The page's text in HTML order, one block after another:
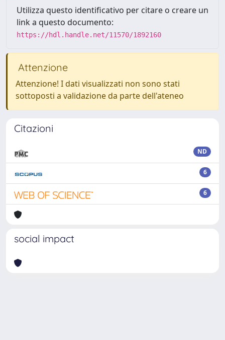
Utilizza questo identificativo per citare o creare un
link a questo documento:
https://hdl.handle.net/11570/1892160
Attenzione
Attenzione! I dati visualizzati non sono stati
sottoposti a validazione da parte dell'ateneo
Citazioni
ND
6
6
social impact